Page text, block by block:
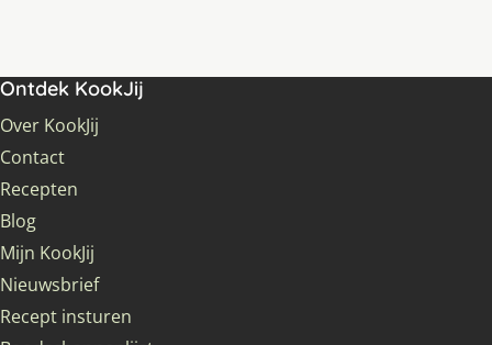
Ontdek KookJij
Over KookJij
Contact
Recepten
Blog
Mijn KookJij
Nieuwsbrief
Recept insturen